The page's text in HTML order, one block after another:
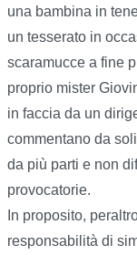
una bambina in
un tesserato in
scaramucce a fine
proprio mister
in faccia da un
commentano da
da più parti e non
provocatorie.
In proposito,
responsabilità di